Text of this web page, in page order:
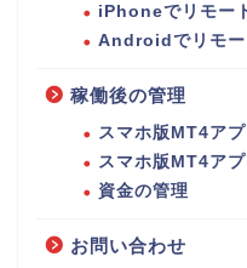
iPhoneでリモー
Androidでリモー
稼働後の管理
スマホ版MT4ア
スマホ版MT4ア
資金の管理
お問い合わせ